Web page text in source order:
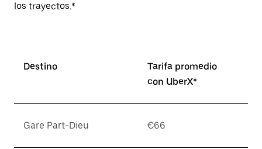
los trayectos.*
Destino
Tarifa promedio
con UberX*
Gare Part-Dieu €66